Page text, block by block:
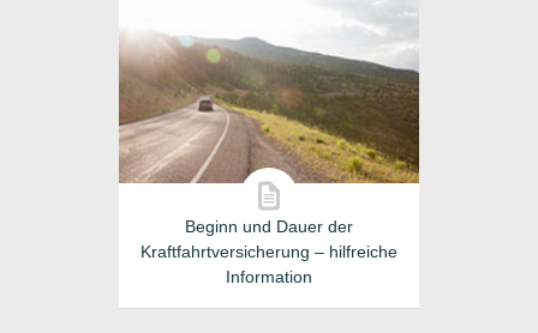
Beginn und Dauer der
Kraftfahrtversicherung – hilfreiche
Information